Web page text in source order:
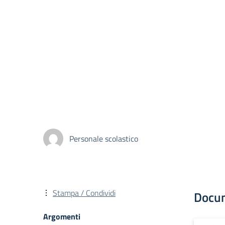
Personale scolastico
Stampa / Condividi
Argomenti